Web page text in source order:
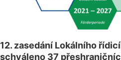
12. zasedání Lokálního
schváleno 37